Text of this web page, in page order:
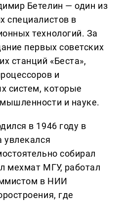
Бетелин — один из
специалистов в
технологий. За
первых советских
станций «Беста»,
и
систем, которые
и науке.
в 1946 году в
увлекался
собирал
мехмат МГУ, работал
в НИИ
где